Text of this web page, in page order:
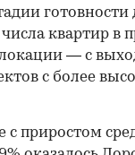
квартир в
— с
с более
с приростом